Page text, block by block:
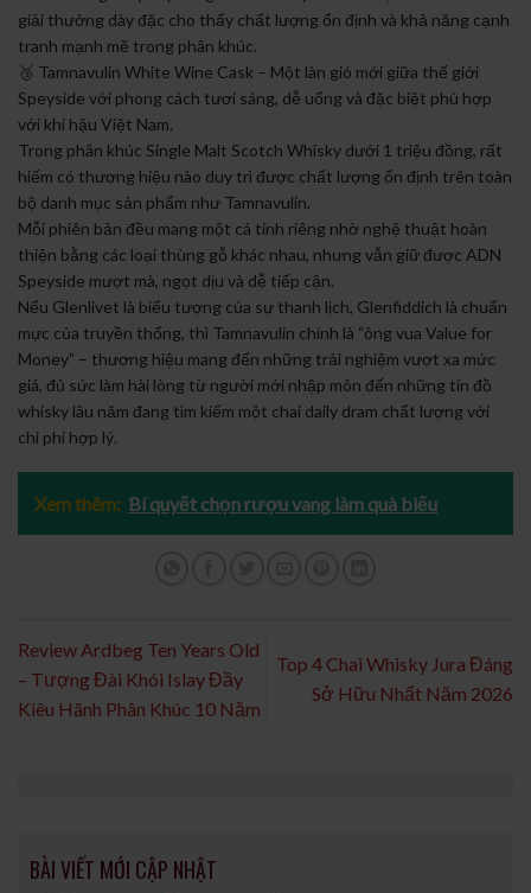
giải thưởng dày đặc cho thấy chất lượng ổn định và khả năng cạnh
tranh mạnh mẽ trong phân khúc.
🥉 Tamnavulin White Wine Cask – Một làn gió mới giữa thế giới
Speyside với phong cách tươi sáng, dễ uống và đặc biệt phù hợp
với khí hậu Việt Nam.
Trong phân khúc Single Malt Scotch Whisky dưới 1 triệu đồng, rất
hiếm có thương hiệu nào duy trì được chất lượng ổn định trên toàn
bộ danh mục sản phẩm như Tamnavulin.
Mỗi phiên bản đều mang một cá tính riêng nhờ nghệ thuật hoàn
thiện bằng các loại thùng gỗ khác nhau, nhưng vẫn giữ được ADN
Speyside mượt mà, ngọt dịu và dễ tiếp cận.
Nếu Glenlivet là biểu tượng của sự thanh lịch, Glenfiddich là chuẩn
mực của truyền thống, thì Tamnavulin chính là “ông vua Value for
Money” – thương hiệu mang đến những trải nghiệm vượt xa mức
giá, đủ sức làm hài lòng từ người mới nhập môn đến những tín đồ
whisky lâu năm đang tìm kiếm một chai daily dram chất lượng với
chi phí hợp lý.
Xem thêm: Bí quyết chọn rượu vang làm quà biếu
Review Ardbeg Ten Years Old
– Tượng Đài Khói Islay Đầy
Kiêu Hãnh Phân Khúc 10 Năm
Top 4 Chai Whisky Jura Đáng
Sở Hữu Nhất Năm 2026
BÀI VIẾT MỚI CẬP NHẬT